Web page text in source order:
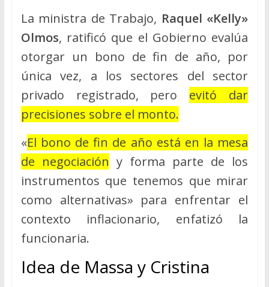
La ministra de Trabajo, Raquel «Kelly»
Olmos, ratificó que el Gobierno evalúa
otorgar un bono de fin de año, por
única vez, a los sectores del sector
privado registrado, pero evitó dar
precisiones sobre el monto.
«El bono de fin de año está en la mesa
de negociación y forma parte de los
instrumentos que tenemos que mirar
como alternativas» para enfrentar el
contexto inflacionario, enfatizó la
funcionaria.
Idea de Massa y Cristina